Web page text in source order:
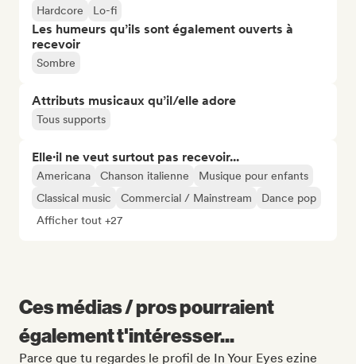
Hardcore Lo-fi
Les humeurs qu’ils sont également ouverts à
recevoir
Sombre
Attributs musicaux qu’il/elle adore
Tous supports
Elle·il ne veut surtout pas recevoir...
Americana Chanson italienne
Musique pour enfants
Classical music
Commercial / Mainstream
Dance pop
Afficher tout +27
Ces médias / pros pourraient
également t'intéresser...
Parce que tu regardes le profil de In Your Eyes ezine